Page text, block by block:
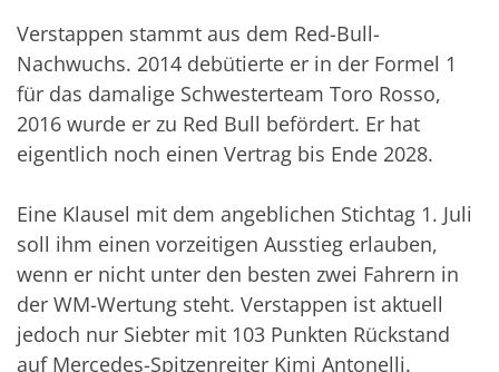
Verstappen stammt aus dem Red-Bull-
Nachwuchs. 2014 debütierte er in der Formel 1
für das damalige Schwesterteam Toro Rosso,
2016 wurde er zu Red Bull befördert. Er hat
eigentlich noch einen Vertrag bis Ende 2028.
Eine Klausel mit dem angeblichen Stichtag 1. Juli
soll ihm einen vorzeitigen Ausstieg erlauben,
wenn er nicht unter den besten zwei Fahrern in
der WM-Wertung steht. Verstappen ist aktuell
jedoch nur Siebter mit 103 Punkten Rückstand
auf Mercedes-Spitzenreiter Kimi Antonelli.